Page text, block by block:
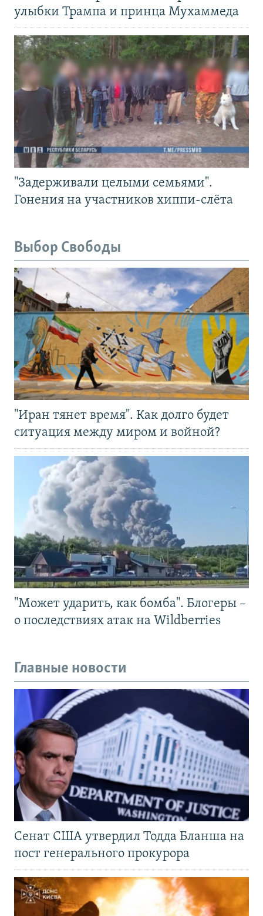
улыбки Трампа и принца Мухаммеда
"Задерживали целыми семьями".
Гонения на участников хиппи-слёта
Выбор Свободы
"Иран тянет время". Как долго будет
ситуация между миром и войной?
"Может ударить, как бомба". Блогеры –
о последствиях атак на Wildberries
Главные новости
Сенат США утвердил Тодда Бланша на
пост генерального прокурора